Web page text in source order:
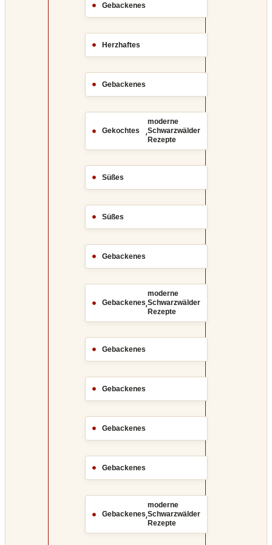
Gebackenes
Herzhaftes
Gebackenes
Gekochtes ,
moderne
Schwarzwälder
Rezepte
Süßes
Süßes
Gebackenes
Gebackenes,
moderne
Schwarzwälder
Rezepte
Gebackenes
Gebackenes
Gebackenes
Gebackenes
Gebackenes,
moderne
Schwarzwälder
Rezepte